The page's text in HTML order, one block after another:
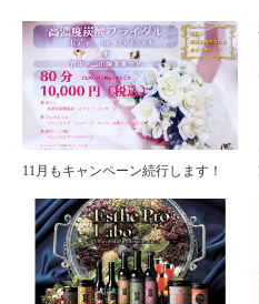
11月もキャンペーン続行します！